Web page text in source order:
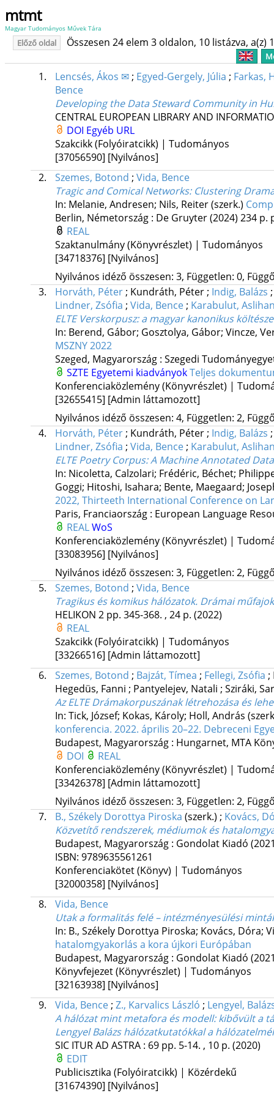
mtmt
Magyar Tudományos Művek Tára
Előző oldal Összesen 24 elem 3 oldalon, 10 listázva, a(z)
1. Lencsés, Ákos ✉; Egyed-Gergely, Júlia ; Farkas,
Bence
Developing the Data Steward Community in
CENTRAL EUROPEAN LIBRARY AND
DOI Egyéb URL
Szakcikk (Folyóiratcikk) | Tudományos
[37056590] [Nyilvános]
2.
Szemes, Botond ; Vida, Bence
Tragic and Comical Networks: Clustering
In: Melanie, Andresen; Nils, Reiter (szerk.)
Berlin, Németország : De Gruyter(2024) 234 p.
REAL
Szaktanulmány (Könyvrészlet) | Tudományos
[34718376] [Nyilvános]
Nyilvános idéző összesen: 3, Független: 0,
3.
Horváth, Péter; Kundráth, Péter; Indig, Balázs
Lindner, Zsófia ; Vida, Bence; Karabulut,
ELTE Verskorpusz: a magyar kanonikus
In: Berend, Gábor; Gosztolya, Gábor; Vincze,
MSZNY 2022
Szeged, Magyarország : Szegedi
SZTE Egyetemi kiadványokTeljes
Konferenciaközlemény (Könyvrészlet) |
[32655415] [Admin láttamozott]
Nyilvános idéző összesen: 4, Független: 2,
4.
Horváth, Péter; Kundráth, Péter; Indig, Balázs
Lindner, Zsófia ; Vida, Bence; Karabulut,
ELTE Poetry Corpus: A Machine Annotated
In: Nicoletta, Calzolari; Frédéric, Béchet;
Goggi; Hitoshi, Isahara; Bente, Maegaard;
2022, Thirteeth International Conference on
Paris, Franciaország : European Language
REALWoS
Konferenciaközlemény (Könyvrészlet) |
[33083956] [Nyilvános]
Nyilvános idéző összesen: 3, Független: 2,
5.
Szemes, Botond ; Vida, Bence
Tragikus és komikus hálózatok. Drámai
HELIKON 2 pp. 345-368. , 24 p. (2022)
REAL
Szakcikk (Folyóiratcikk) | Tudományos
[33266516] [Admin láttamozott]
6.
Szemes, Botond ; Bajzát, Tímea ; Fellegi, Zsófia ;
Hegedüs, Fanni ; Pantyelejev, Natali ; Sziráki,
Az ELTE Drámakorpuszának létrehozása és
In: Tick, József; Kokas, Károly; Holl, András
konferencia. 2022. április 20–22. Debreceni
Budapest, Magyarország : Hungarnet, MTA
DOI
REAL
Konferenciaközlemény (Könyvrészlet) |
[33426378] [Admin láttamozott]
Nyilvános idéző összesen: 3, Független: 2,
7.
B., Székely Dorottya Piroska (szerk.) ; Kovács,
Közvetítő rendszerek, médiumok és
Budapest, Magyarország : Gondolat Kiadó
ISBN: 9789635561261
Konferenciakötet (Könyv) | Tudományos
[32000358] [Nyilvános]
8.
Vida, Bence
Utak a formalitás felé – intézményesülési
In: B., Székely Dorottya Piroska; Kovács, Dóra;
hatalomgyakorlás a kora újkori Európában
Budapest, Magyarország : Gondolat Kiadó
Könyvfejezet (Könyvrészlet) | Tudományos
[32163938] [Nyilvános]
9.
Vida, Bence; Z., Karvalics László ; Lengyel,
A hálózat mint metafora és modell: kibővült a
Lengyel Balázs hálózatkutatókkal a
SIC ITUR AD ASTRA : 69 pp. 5-14. , 10 p. (2020)
EDIT
Publicisztika (Folyóiratcikk) | Közérdekű
[31674390] [Nyilvános]